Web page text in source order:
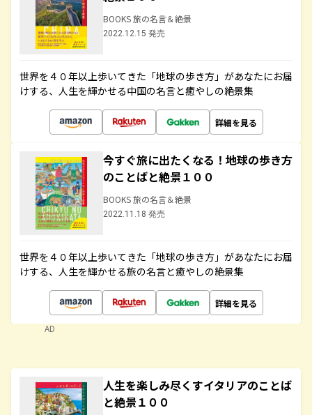
BOOKS 旅の名言＆絶景
2022.12.15 発売
世界を４０年以上歩いてきた「地球の歩き方」があなたにお届
けする、人生を輝かせる中国の名言と癒やしの絶景集
詳細を見る
今すぐ旅に出たくなる！地球の歩き方
のことばと絶景１００
BOOKS 旅の名言＆絶景
2022.11.18 発売
世界を４０年以上歩いてきた「地球の歩き方」があなたにお届
けする、人生を輝かせる旅の名言と癒やしの絶景集
詳細を見る
AD
人生を楽しみ尽くすイタリアのことば
と絶景１００